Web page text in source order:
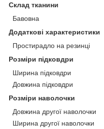
Склад тканини
Бавовна
Додаткові характеристики
Простирадло на резинці
Розміри підковдри
Ширина підковдри
Довжина підковдри
Розміри наволочки
Довжина другої наволочки
Ширина другої наволочки